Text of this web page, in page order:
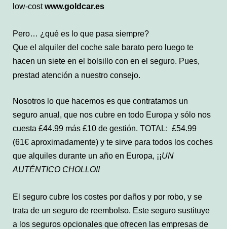
low-costwww.goldcar.es
Pero… ¿qué es lo que pasa siempre?
Que el alquiler del coche sale barato pero luego te
hacen un siete en el bolsillo con en el seguro. Pues,
prestad atención a nuestro consejo.
Nosotros lo que hacemos es que contratamos un
seguro anual, que nos cubre en todo Europa y sólo nos
cuesta £44.99 más £10 de gestión. TOTAL: £54.99
(61€ aproximadamente) y te sirve para todos los coches
que alquiles durante un año en Europa, ¡¡UN
AUTÉNTICO CHOLLO!!
El seguro cubre los costes por daños y por robo, y se
trata de un seguro de reembolso. Este seguro sustituye
a los seguros opcionales que ofrecen las empresas de